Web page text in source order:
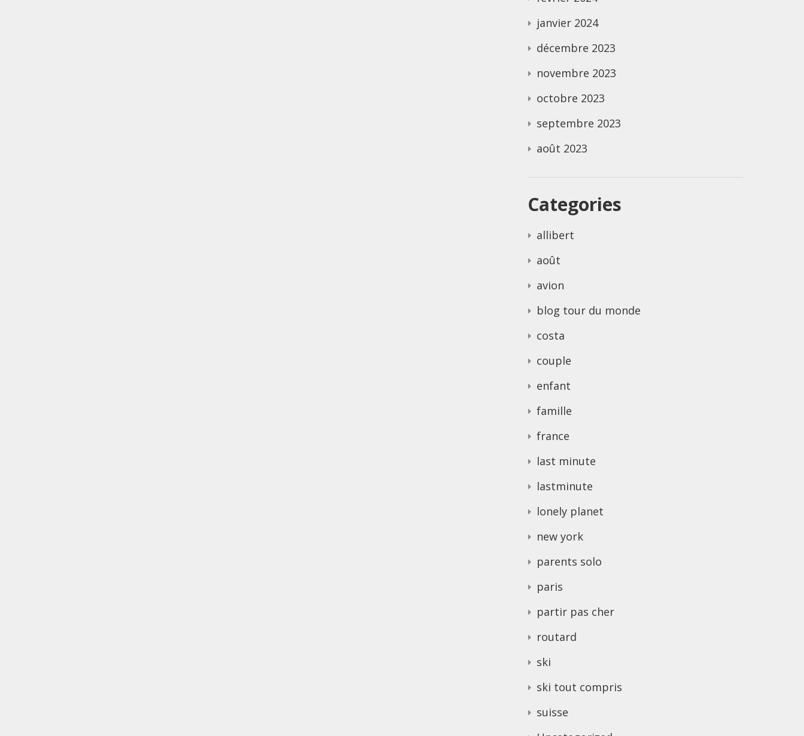
janvier 2024
décembre 2023
novembre 2023
octobre 2023
septembre 2023
août 2023
Categories
allibert
août
avion
blog tour du monde
costa
couple
enfant
famille
france
last minute
lastminute
lonely planet
new york
parents solo
paris
partir pas cher
routard
ski
ski tout compris
suisse